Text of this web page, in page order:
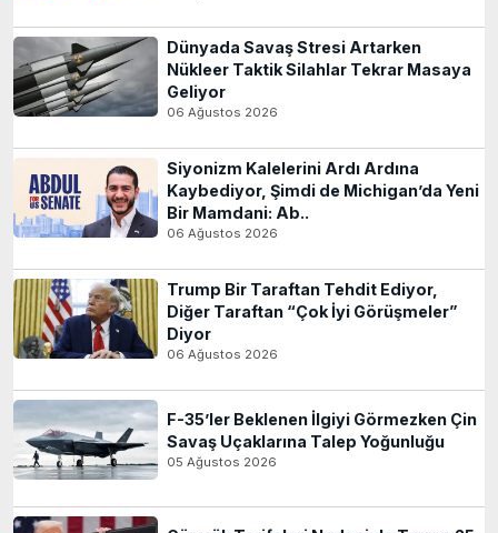
Dünyada Savaş Stresi Artarken
Nükleer Taktik Silahlar Tekrar Masaya
Geliyor
06 Ağustos 2026
Siyonizm Kalelerini Ardı Ardına
Kaybediyor, Şimdi de Michigan’da Yeni
Bir Mamdani: Ab..
06 Ağustos 2026
Trump Bir Taraftan Tehdit Ediyor,
Diğer Taraftan “Çok İyi Görüşmeler”
Diyor
06 Ağustos 2026
F-35’ler Beklenen İlgiyi Görmezken Çin
Savaş Uçaklarına Talep Yoğunluğu
05 Ağustos 2026